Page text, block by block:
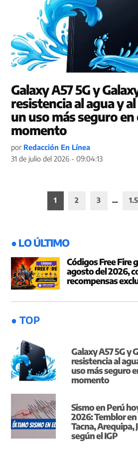
Galaxy A57 5G y
resistencia al agua y
un uso más seguro
momento
por Redacción En Línea
31 de julio del 2026 - 09:04:13
Paginación
1 2 3 …
● LO ÚLTIMO
Códigos Free Fire
agosto del 2026,
recompensas
● TOP
Galaxy A57 5G y
resistencia al
uso más seguro
momento
Sismo en Perú
2026: Temblor
Tacna, Arequipa,
según el IGP